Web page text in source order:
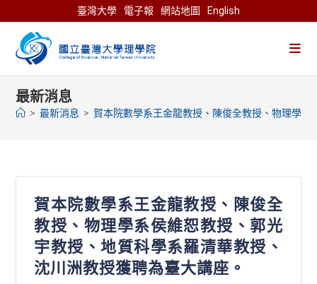
to
content
臺灣大學 電子報 網站地圖 English
最新消息
> 最新消息 > 賀本院數學系王金龍教授、陳俊全教授、物理學
賀本院數學系王金龍教授、陳俊全
教授、物理學系侯維恕教授、郭光
宇教授、地質科學系羅清華教授、
沈川洲教授獲聘為臺大講座。